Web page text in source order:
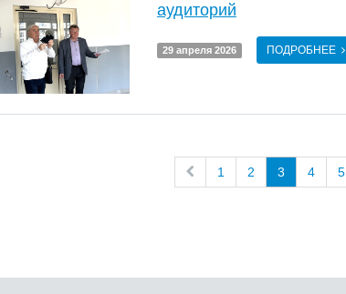
аудиторий
29 апреля 2026 ПОДРОБНЕЕ
1 2 3 4 5